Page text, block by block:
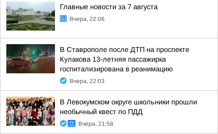
Главные новости за 7 августа
Вчера, 22:06
В Ставрополе после ДТП на проспекте
Кулакова 13-летняя пассажирка
госпитализирована в реанимацию
Вчера, 22:03
В Левокумском округе школьники прошли
необычный квест по ПДД
Вчера, 21:58